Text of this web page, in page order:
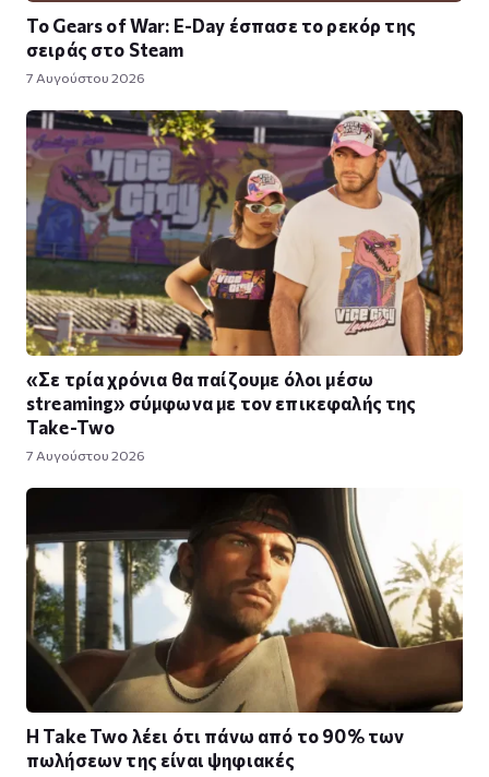
Το Gears of War: E-Day έσπασε το ρεκόρ της
σειράς στο Steam
7 Αυγούστου 2026
«Σε τρία χρόνια θα παίζουμε όλοι μέσω
streaming» σύμφωνα με τον επικεφαλής της
Take-Two
7 Αυγούστου 2026
Η Take Twο λέει ότι πάνω από το 90% των
πωλήσεων της είναι ψηφιακές